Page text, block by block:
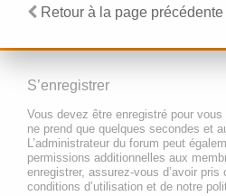
Retour à la page précédente
S’enregistrer
Vous devez être enregistré pour vous
ne prend que quelques secondes et
L’administrateur du forum peut
permissions additionnelles aux
enregistrer, assurez-vous d’avoir pris
conditions d’utilisation et de notre